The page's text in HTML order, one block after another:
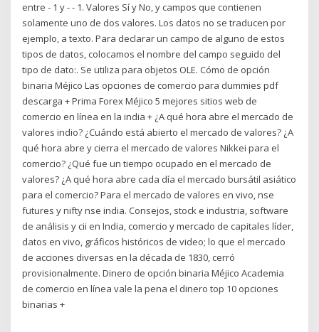
entre - 1 y - - 1. Valores Sí y No, y campos que contienen
solamente uno de dos valores. Los datos no se traducen por
ejemplo, a texto. Para declarar un campo de alguno de estos
tipos de datos, colocamos el nombre del campo seguido del
tipo de dato:. Se utiliza para objetos OLE. Cómo de opción
binaria Méjico Las opciones de comercio para dummies pdf
descarga + Prima Forex Méjico 5 mejores sitios web de
comercio en línea en la india + ¿A qué hora abre el mercado de
valores indio? ¿Cuándo está abierto el mercado de valores? ¿A
qué hora abre y cierra el mercado de valores Nikkei para el
comercio? ¿Qué fue un tiempo ocupado en el mercado de
valores? ¿A qué hora abre cada día el mercado bursátil asiático
para el comercio? Para el mercado de valores en vivo, nse
futures y nifty nse india. Consejos, stock e industria, software
de análisis y cii en India, comercio y mercado de capitales líder,
datos en vivo, gráficos históricos de video; lo que el mercado
de acciones diversas en la década de 1830, cerró
provisionalmente. Dinero de opción binaria Méjico Academia
de comercio en línea vale la pena el dinero top 10 opciones
binarias +